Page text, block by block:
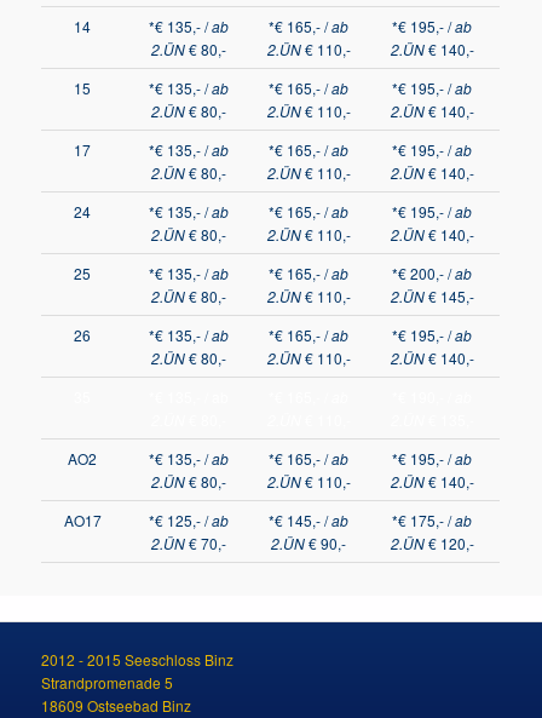
14
*€ 135,- /ab
2.ÜN€ 80,-
*€ 165,- /ab
2.ÜN€ 110,-
*€ 195,- /ab
2.ÜN€ 140,-
15
*€ 135,- /ab
2.ÜN€ 80,-
*€ 165,- /ab
2.ÜN€ 110,-
*€ 195,- /ab
2.ÜN€ 140,-
17
*€ 135,- /ab
2.ÜN€ 80,-
*€ 165,- /ab
2.ÜN€ 110,-
*€ 195,- /ab
2.ÜN€ 140,-
24
*€ 135,- /ab
2.ÜN€ 80,-
*€ 165,- /ab
2.ÜN€ 110,-
*€ 195,- /ab
2.ÜN€ 140,-
25
*€ 135,- /ab
2.ÜN€ 80,-
*€ 165,- /ab
2.ÜN€ 110,-
*€ 200,- /ab
2.ÜN€ 145,-
26
*€ 135,- /ab
2.ÜN€ 80,-
*€ 165,- /ab
2.ÜN€ 110,-
*€ 195,- /ab
2.ÜN€ 140,-
AO2
*€ 135,- /ab
2.ÜN€ 80,-
*€ 165,- /ab
2.ÜN€ 110,-
*€ 195,- /ab
2.ÜN€ 140,-
AO17
*€ 125,- /ab
2.ÜN€ 70,-
*€ 145,- /ab
2.ÜN€ 90,-
*€ 175,- /ab
2.ÜN€ 120,-
2012 - 2015 Seeschloss Binz
Strandpromenade 5
18609 Ostseebad Binz